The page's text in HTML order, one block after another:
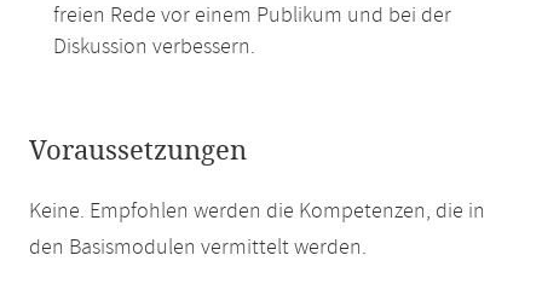
freien Rede vor einem Publikum und bei der
Diskussion verbessern.
Voraussetzungen
Keine. Empfohlen werden die Kompetenzen, die in
den Basismodulen vermittelt werden.